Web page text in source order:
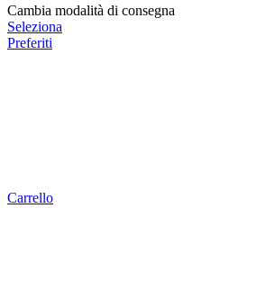
Cambia modalità di consegna
Seleziona
Preferiti
Carrello